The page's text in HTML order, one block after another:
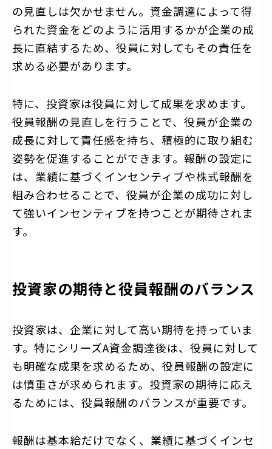
の見直しは欠かせません。資金調達によって得
られた資金をどのように活用するかが企業の成
長に直結するため、役員に対してもその責任を
求める必要があります。
特に、投資家は役員に対して成果を求めます。
役員報酬の見直しを行うことで、役員が企業の
成長に対して責任感を持ち、積極的に取り組む
姿勢を促進することができます。報酬の設定に
は、業績に基づくインセンティブや株式報酬を
組み合わせることで、役員が企業の成功に対し
て強いインセンティブを持つことが期待されま
す。
投資家の期待と役員報酬のバランス
投資家は、企業に対して高い期待を持っていま
す。特にシリーズA資金調達後は、役員に対して
も明確な成果を求めるため、役員報酬の設定に
は慎重さが求められます。投資家の期待に応え
るためには、役員報酬のバランスが重要です。
報酬は基本給だけでなく、業績に基づくインセ